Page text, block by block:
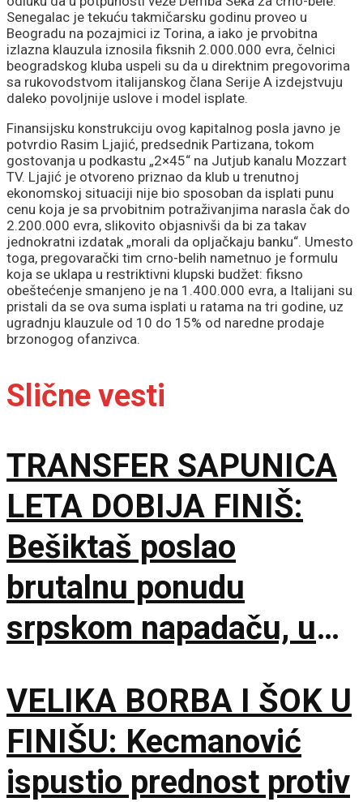
Senegalac je tekuću takmičarsku godinu proveo u
Beogradu na pozajmici iz Torina, a iako je prvobitna
izlazna klauzula iznosila fiksnih 2.000.000 evra, čelnici
beogradskog kluba uspeli su da u direktnim pregovorima
sa rukovodstvom italijanskog člana Serije A izdejstvuju
daleko povoljnije uslove i model isplate.
Finansijsku konstrukciju ovog kapitalnog posla javno je
potvrdio Rasim Ljajić, predsednik Partizana, tokom
gostovanja u podkastu „2×45“ na Jutjub kanalu Mozzart
TV. Ljajić je otvoreno priznao da klub u trenutnoj
ekonomskoj situaciji nije bio sposoban da isplati punu
cenu koja je sa prvobitnim potraživanjima narasla čak do
2.200.000 evra, slikovito objasnivši da bi za takav
jednokratni izdatak „morali da opljačkaju banku“. Umesto
toga, pregovarački tim crno-belih nametnuo je formulu
koja se uklapa u restriktivni klupski budžet: fiksno
obeštećenje smanjeno je na 1.400.000 evra, a Italijani su
pristali da se ova suma isplati u ratama na tri godine, uz
ugradnju klauzule od 10 do 15% od naredne prodaje
brzonogog ofanzivca.
Slične vesti
TRANSFER SAPUNICA
LETA DOBIJA FINIŠ:
Bešiktaš poslao
brutalnu ponudu
srpskom napadaču, u
Atletiko Madrid!
VELIKA BORBA I ŠOK U
FINIŠU: Kecmanović
ispustio prednost protiv